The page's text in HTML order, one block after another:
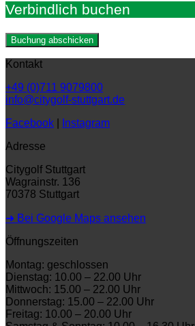
Verbindlich buchen
Kontakt
+49 (0)711 9079800
info@citygolf-stuttgart.de
Facebook
Instagram
Adresse
Citygolf Stuttgart
Wagrainstr. 136
70378 Stuttgart
➜ Bei Google Maps ansehen
Öffnungszeiten
Montag: geschlossen
Dienstag: 10.00 – 22.00 Uhr
Mittwoch: 15.00 – 22.00 Uhr
Donnerstag: 15.00 – 22.00 Uhr
Freitag: 10.00 – 20.00 Uhr